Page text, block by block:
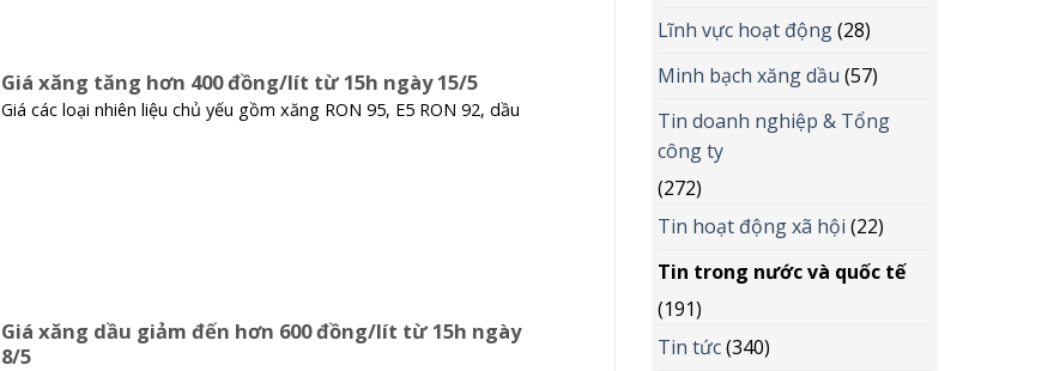
Giá xăng tăng hơn 400 đồng/lít từ 15h ngày 15/5
Giá các loại nhiên liệu chủ yếu gồm xăng RON 95, E5 RON 92, dầu
Giá xăng dầu giảm đến hơn 600 đồng/lít từ 15h ngày
8/5
Lĩnh vực hoạt động(28)
Minh bạch xăng dầu (57)
Tin doanh nghiệp & Tổng
công ty
(272)
Tin hoạt động xã hội (22)
Tin trong nước và quốc tế
(191)
Tin tức(340)